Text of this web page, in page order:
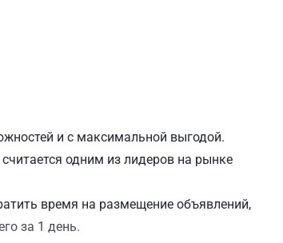
и с максимальной выгодой.
одним из лидеров на рынке
время на размещение объявлений,
за 1 день.